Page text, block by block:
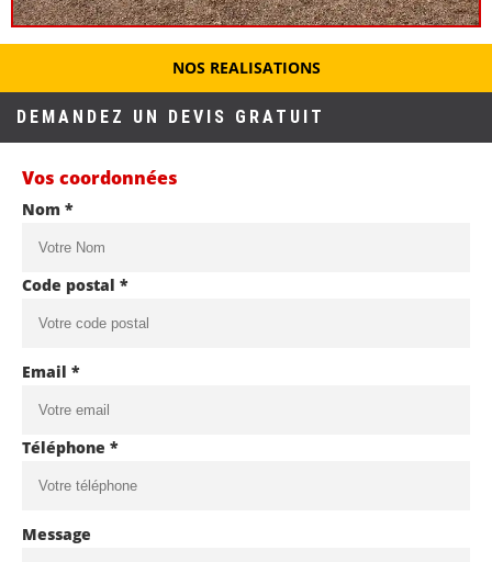
NOS REALISATIONS
DEMANDEZ UN DEVIS GRATUIT
Vos coordonnées
Nom *
Code postal *
Email *
Téléphone *
Message